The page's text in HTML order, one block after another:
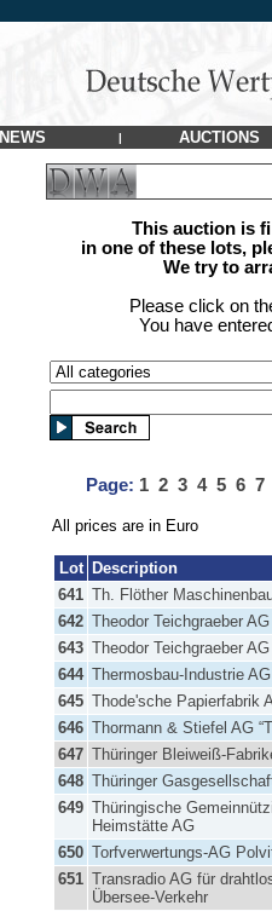
NEWS | AUCTIONS
This auction is
in one of these lots,
We try to
Please click on
You have
Page: 1 2 3 4 5 6 7
All prices are in Euro
Lot
Description
641 Th. Flöther
642 Theodor Teichgraeber AG
643 Theodor Teichgraeber AG
644 Thermosbau-Industrie AG
645 Thode'sche Papierfabrik
646 Thormann & Stiefel AG
647 Thüringer Bleiweiß-
648 Thüringer
649 Thüringische
Heimstätte AG
650 Torfverwertungs-AG
651 Transradio AG für
Übersee-Verkehr